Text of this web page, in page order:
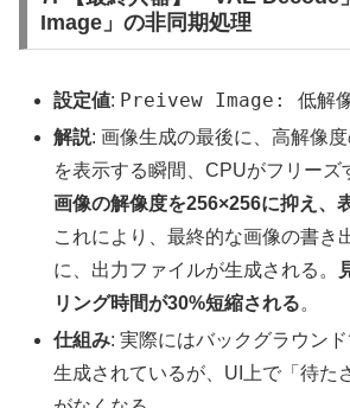
Image」の非同期処理
設定値: Preivew Image: 低解像
解説: 画像生成の最後に、高解像
を表示する瞬間、CPUがフリーズ
画像の解像度を256×256に抑え、
これにより、最終的な画像の書き
に、出力ファイルが生成される。
リング時間が30%短縮される。
仕組み: 実際にはバックグラウン
生成されているが、UI上で「待た